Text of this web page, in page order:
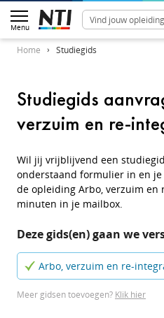
Menu
Home Studiegids
Studiegids
verzuim en re-
Wil jij vrijblijvend een
onderstaand formulier in en
de opleiding Arbo, verzuim
minuten in je mailbox.
Deze gids(en) gaan we
Arbo, verzuim en re-
Meer gidsen toevoegen? Klik hier